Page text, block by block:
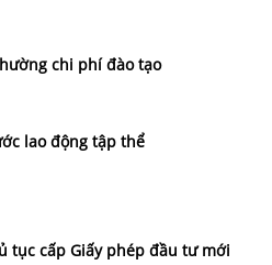
chi phí đào tạo
lao động tập thể
tục cấp Giấy phép đầu tư mới